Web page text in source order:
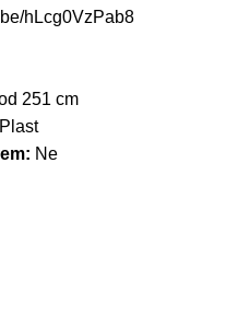
hLcg0VzPab8
251 cm
Plast
Ne